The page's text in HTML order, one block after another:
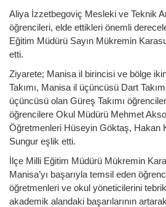
Aliya İzzetbegoviç Mesleki ve Teknik
öğrencileri, elde ettikleri önemli
Eğitim Müdürü Sayın Mükremin
etti.
Ziyarete; Manisa il birincisi ve bölge
Takımı, Manisa il üçüncüsü Dart
üçüncüsü olan Güreş Takımı
öğrencilere Okul Müdürü Mehmet
Öğretmenleri Hüseyin Göktaş, Hakan
Sungur eşlik etti.
İlçe Milli Eğitim Müdürü Mükremin
Manisa’yı başarıyla temsil eden
öğretmenleri ve okul yöneticilerini
akademik alandaki başarılarının